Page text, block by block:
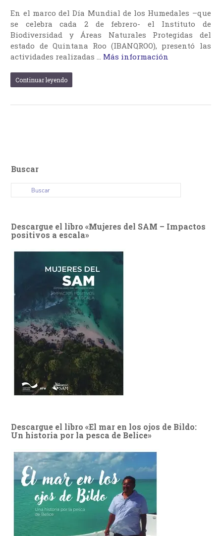
En el marco del Día Mundial de los Humedales –que
se celebra cada 2 de febrero- el Instituto de
Biodiversidad y Áreas Naturales Protegidas del
estado de Quintana Roo (IBANQROO), presentó las
actividades realizadas … Más información
Continuar leyendo
Buscar
Descargue el libro «Mujeres del SAM – Impactos
positivos a escala»
Descargue el libro «El mar en los ojos de Bildo:
Un historia por la pesca de Belice»